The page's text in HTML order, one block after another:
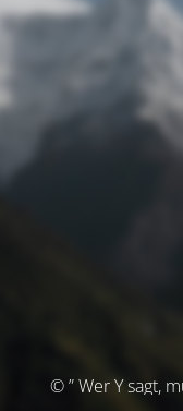
© ” Wer Y sagt,